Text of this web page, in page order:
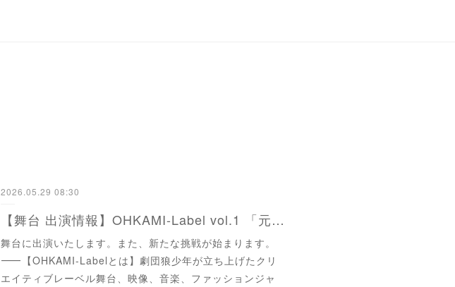
2026.05.29 08:30
【舞台 出演情報】OHKAMI-Label vol.1 「元祖惑星地球」〜この星から消えたもの〜
舞台に出演いたします。また、新たな挑戦が始まります。
⸻【OHKAMI-Labelとは】劇団狼少年が立ち上げたクリ
エイティブレーベル舞台、映像、音楽、ファッションジャ